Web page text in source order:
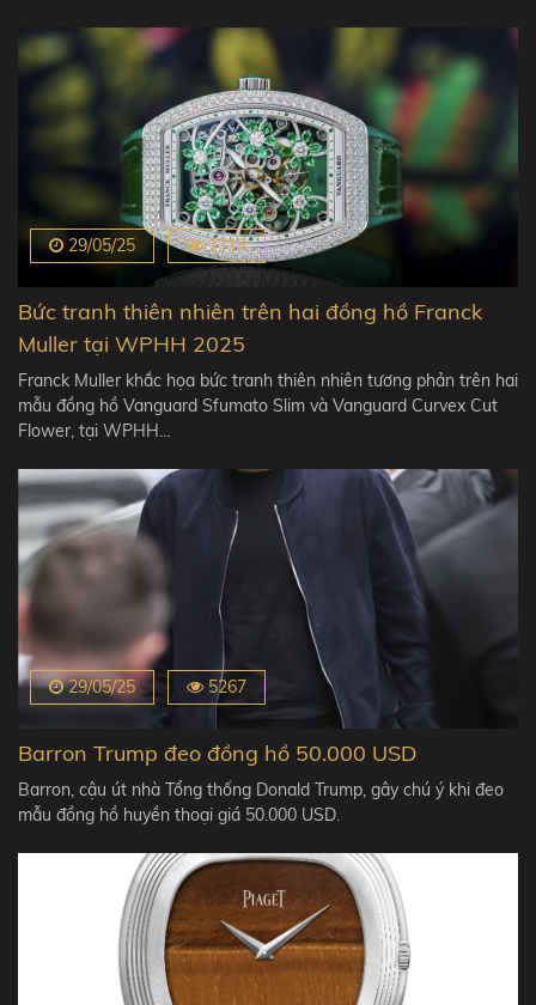
29/05/25 1718
Bức tranh thiên nhiên trên hai đồng hồ Franck
Muller tại WPHH 2025
Franck Muller khắc họa bức tranh thiên nhiên tương phản trên hai
mẫu đồng hồ Vanguard Sfumato Slim và Vanguard Curvex Cut
Flower, tại WPHH…
29/05/25 5267
Barron Trump đeo đồng hồ 50.000 USD
Barron, cậu út nhà Tổng thống Donald Trump, gây chú ý khi đeo
mẫu đồng hồ huyền thoại giá 50.000 USD.